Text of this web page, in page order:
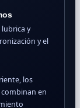
y
y el
los
combinan en